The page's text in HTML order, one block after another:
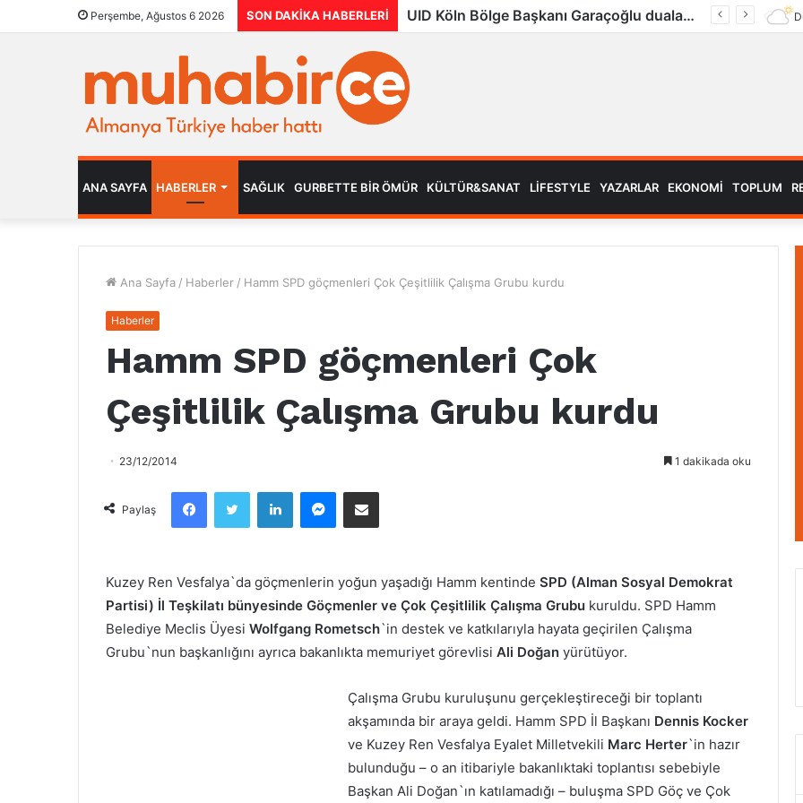
Perşembe, Ağustos 6 2026 SON DAKIKA HABERLERI UID Köln Bölge Başkanı Garaçoğlu dualarla son yolculuğuna uğurlandı
ANA SAYFA HABERLER SAĞLIK GURBETTE BIR ÖMÜR KÜLTÜR&SANAT LIFESTYLE YAZARLAR EKONOMI TOPLUM
Ana Sayfa / Haberler / Hamm SPD göçmenleri Çok Çeşitlilik Çalışma Grubu kurdu
Haberler
Hamm SPD göçmenleri Çok
Çeşitlilik Çalışma Grubu kurdu
23/12/2014 1 dakikada oku
Paylaş
Kuzey Ren Vesfalya`da göçmenlerin yoğun yaşadığı Hamm kentinde SPD (Alman Sosyal Demokrat
Partisi) İl Teşkilatı bünyesinde Göçmenler ve Çok Çeşitlilik Çalışma Grubu kuruldu. SPD Hamm
Belediye Meclis Üyesi Wolfgang Rometsch`in destek ve katkılarıyla hayata geçirilen Çalışma
Grubu`nun başkanlığını ayrıca bakanlıkta memuriyet görevlisi Ali Doğan yürütüyor.
Çalışma Grubu kuruluşunu gerçekleştireceği bir toplantı
akşamında bir araya geldi. Hamm SPD İl Başkanı Dennis Kocker
ve Kuzey Ren Vesfalya Eyalet Milletvekili Marc Herter`in hazır
bulunduğu – o an itibariyle bakanlıktaki toplantısı sebebiyle
Başkan Ali Doğan`ın katılamadığı – buluşma SPD Göç ve Çok